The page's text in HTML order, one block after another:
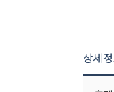
상세